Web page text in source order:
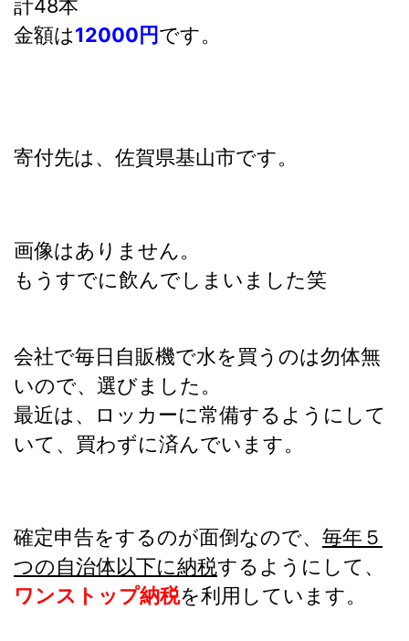
計48本
金額は12000円です。
寄付先は、佐賀県基山市です。
画像はありません。
もうすでに飲んでしまいました笑
会社で毎日自販機で水を買うのは勿体無
いので、選びました。
最近は、ロッカーに常備するようにして
いて、買わずに済んでいます。
確定申告をするのが面倒なので、 毎年５
つの自治体以下に納税するようにして、
ワンストップ納税を利用しています。